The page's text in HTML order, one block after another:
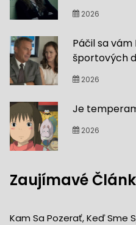
2026
Páčil sa
športových
2026
Je
2026
Zaujímavé
Kam Sa Pozerať, Keď Sme